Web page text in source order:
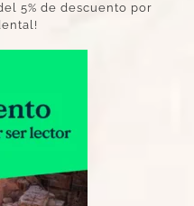
5% de descuento por